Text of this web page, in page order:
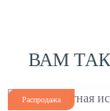
ВАМ
Распродажа